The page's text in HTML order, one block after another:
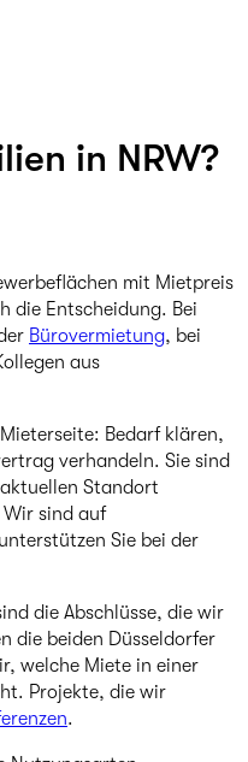
in NRW?
mit Mietpreis
die Entscheidung. Bei
Bürovermietung, bei
aus
Bedarf klären,
verhandeln. Sie sind
Standort
Wir sind auf
Sie bei der
die Abschlüsse, die wir
die beiden Düsseldorfer
welche Miete in einer
Projekte, die wir
.